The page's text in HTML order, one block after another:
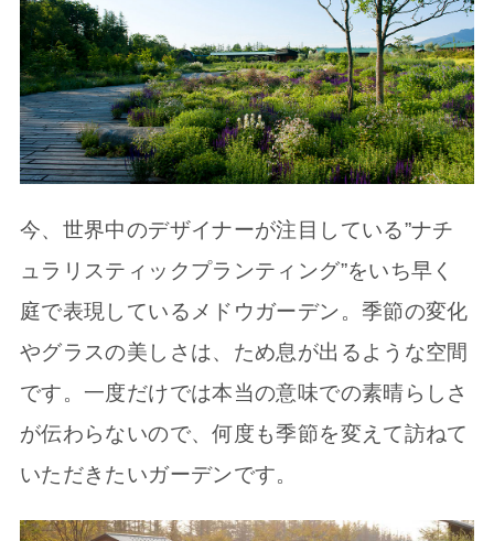
今、世界中のデザイナーが注目している”ナチ
ュラリスティックプランティング”をいち早く
庭で表現しているメドウガーデン。季節の変化
やグラスの美しさは、ため息が出るような空間
です。一度だけでは本当の意味での素晴らしさ
が伝わらないので、何度も季節を変えて訪ねて
いただきたいガーデンです。